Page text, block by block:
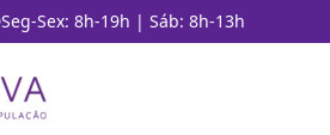
Seg-Sex: 8h-19h | Sáb: 8h-13h